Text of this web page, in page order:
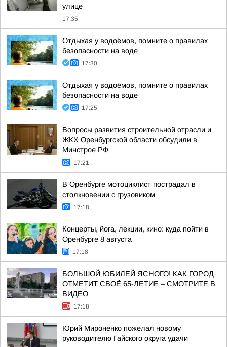
улице
17:35
Отдыхая у водоёмов, помните о правилах
безопасности на воде
17:30
Отдыхая у водоёмов, помните о правилах
безопасности на воде
17:25
Вопросы развития строительной отрасли и
ЖКХ Оренбургской области обсудили в
Минстрое РФ
17:21
В Оренбурге мотоциклист пострадал в
столкновении с грузовиком
17:18
Концерты, йога, лекции, кино: куда пойти в
Оренбурге 8 августа
17:18
БОЛЬШОЙ ЮБИЛЕЙ ЯСНОГО! КАК ГОРОД
ОТМЕТИТ СВОЁ 65-ЛЕТИЕ – СМОТРИТЕ В
ВИДЕО
17:18
Юрий Мироненко пожелал новому
руководителю Гайского округа удачи